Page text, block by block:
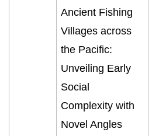
Ancient Fishing
Villages across
the Pacific:
Unveiling Early
Social
Complexity with
Novel Angles